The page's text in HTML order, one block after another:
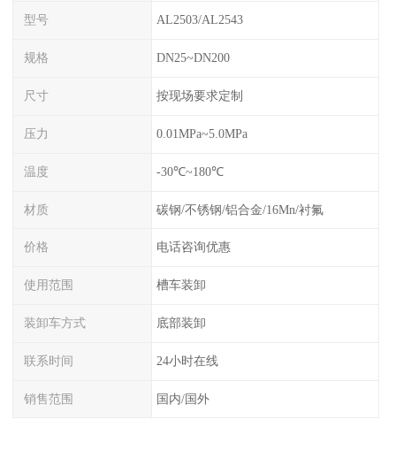
型号 AL2503/AL2543
规格 DN25~DN200
尺寸 按现场要求定制
压力 0.01MPa~5.0MPa
温度 -30℃~180℃
材质 碳钢/不锈钢/铝合金/16Mn/衬氟
价格 电话咨询优惠
使用范围 槽车装卸
装卸车方式 底部装卸
联系时间 24小时在线
销售范围 国内/国外